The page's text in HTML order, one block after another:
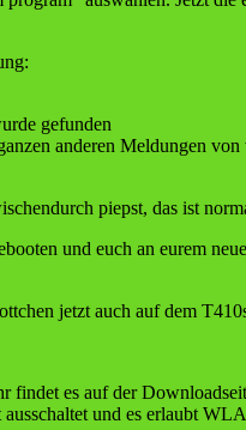
gefunden
anderen Meldungen
piepst, das ist
und euch an eurem
jetzt auch auf dem
findet es auf der
und es erlaubt